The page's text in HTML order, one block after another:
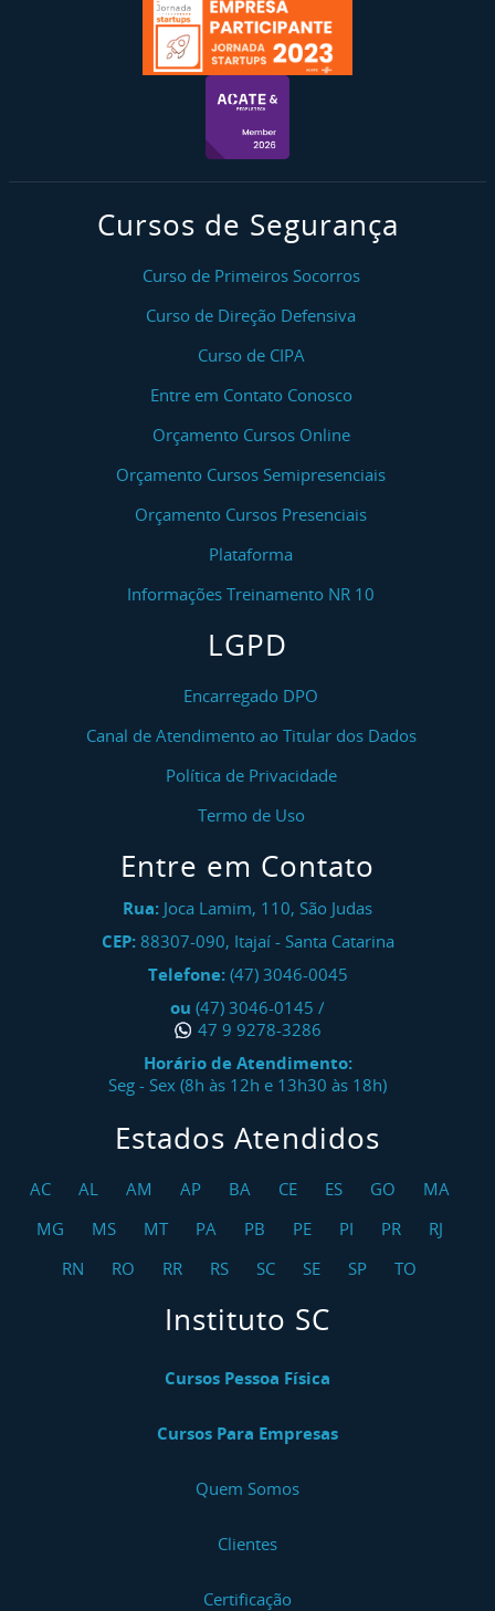
Cursos de Segurança
Curso de Primeiros Socorros
Curso de Direção Defensiva
Curso de CIPA
Entre em Contato Conosco
Orçamento Cursos Online
Orçamento Cursos Semipresenciais
Orçamento Cursos Presenciais
Plataforma
Informações Treinamento NR 10
LGPD
Encarregado DPO
Canal de Atendimento ao Titular dos Dados
Política de Privacidade
Termo de Uso
Entre em Contato
Rua: Joca Lamim, 110, São Judas
CEP: 88307-090, Itajaí- Santa Catarina
Telefone: (47) 3046-0045
ou (47) 3046-0145 /
47 9 9278-3286
Horário de Atendimento:
Seg - Sex (8h às 12h e 13h30 às 18h)
Estados Atendidos
AC AL AM AP BA CE ES GO
MA
MG
MS MT PA PB PE PI PR
RJ
RN
RO RR RS SC SE SP TO
Instituto SC
Cursos Pessoa Física
Cursos Para Empresas
Quem Somos
Clientes
Certificação